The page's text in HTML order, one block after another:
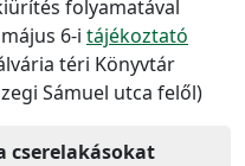
folyamatával
6-i tájékoztató
téri Könyvtár
Sámuel utca felől)
cserelakásokat